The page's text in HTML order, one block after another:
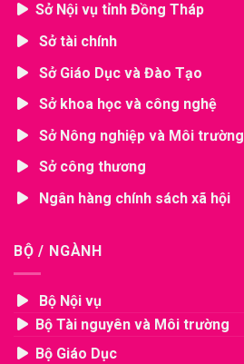
Sở Nội vụ tỉnh Đồng Tháp
Sở tài chính
Sở Giáo Dục và Đào Tạo
Sở khoa học và công nghệ
Sở Nông nghiệp và Môi trường
Sở công thương
Ngân hàng chính sách xã hội
BỘ / NGÀNH
Bộ Nội vụ
Bộ Tài nguyên và Môi trường
Bộ Giáo Dục